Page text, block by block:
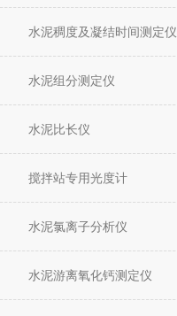
水泥稠度及凝结时间测定仪
水泥组分测定仪
水泥比长仪
搅拌站专用光度计
水泥氯离子分析仪
水泥游离氧化钙测定仪